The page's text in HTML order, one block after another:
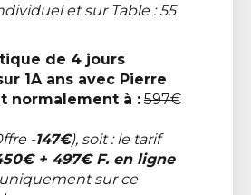
et sur Table : 55
de 4 jours
1A ans avec Pierre
normalement à : 597€
-147€), soit : le tarif
+ 497€ F. en ligne
uniquement sur ce